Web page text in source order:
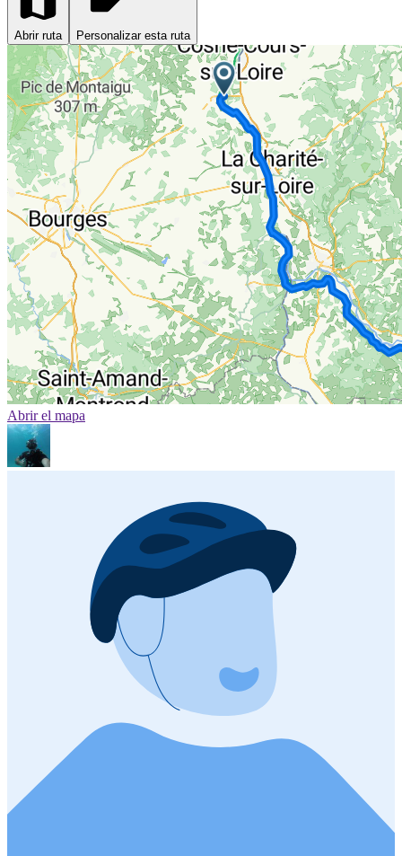
Abrir ruta Personalizar esta ruta
Abrir el mapa